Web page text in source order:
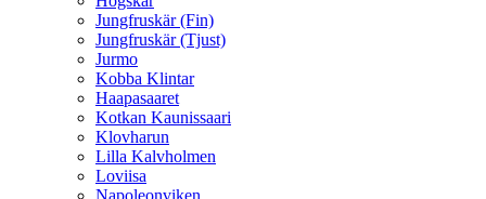
Jungfruskär (Fin)
Jungfruskär (Tjust)
Jurmo
Kobba Klintar
Haapasaaret
Kotkan Kaunissaari
Klovharun
Lilla Kalvholmen
Loviisa